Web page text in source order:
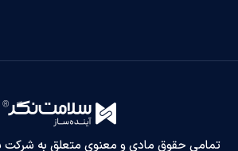
تمامی حقوق مادی و معنوی متعلق به شرکت